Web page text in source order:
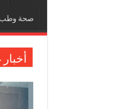
صحة